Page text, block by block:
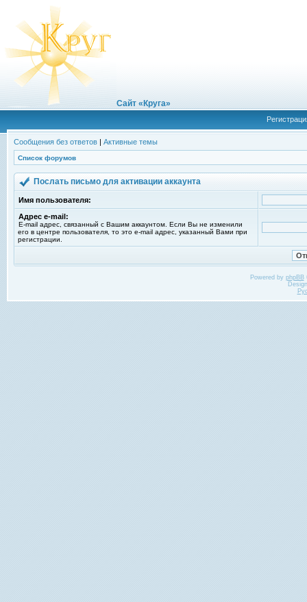
Сайт «Круга»
Сообщения без ответов | Активные темы
Список форумов
Послать письмо для активации аккаунта
Имя пользователя:
Адрес e-mail:
E-mail адрес, связанный с Вашим аккаунтом. Если Вы не изменили
его в центре пользователя, то это e-mail адрес, указанный Вами при
регистрации.
Powered by phpBB